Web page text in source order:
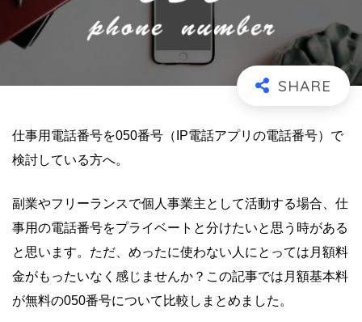
仕事用電話番号を050番号（IP電話アプリの電話番号）で
検討している方へ。
副業やフリーランスで個人事業主として活動する場合、仕
事用の電話番号をプライベートと分けたいと思う時がある
と思います。ただ、めったに使わない人にとっては月額料
金がもったいなく感じませんか？この記事では月額基本料
が無料の050番号について比較しまとめました。